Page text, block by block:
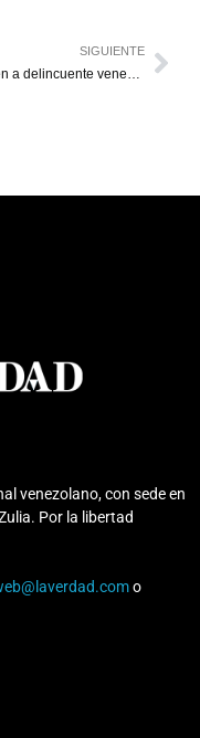
SIGUIENTE
Detienen a delincuente venezolano en Maicao
venezolano, con sede en
Por la libertad
o